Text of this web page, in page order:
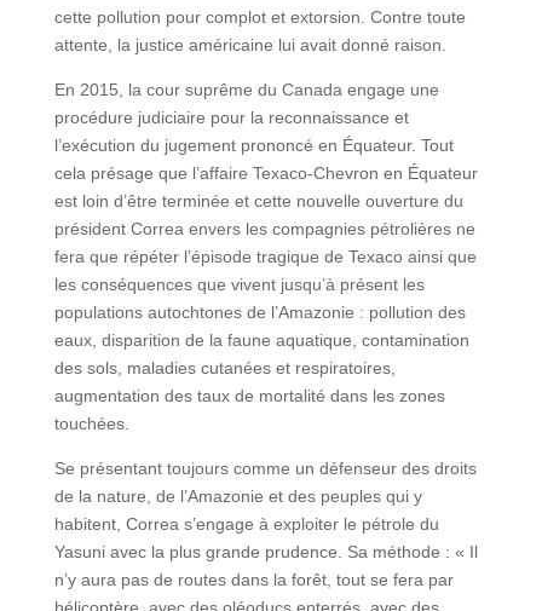
cette pollution pour complot et extorsion. Contre toute
attente, la justice américaine lui avait donné raison.
En 2015, la cour suprême du Canada engage une
procédure judiciaire pour la reconnaissance et
l’exécution du jugement prononcé en Équateur. Tout
cela présage que l’affaire Texaco-Chevron en Équateur
est loin d’être terminée et cette nouvelle ouverture du
président Correa envers les compagnies pétrolières ne
fera que répéter l’épisode tragique de Texaco ainsi que
les conséquences que vivent jusqu’à présent les
populations autochtones de l’Amazonie : pollution des
eaux, disparition de la faune aquatique, contamination
des sols, maladies cutanées et respiratoires,
augmentation des taux de mortalité dans les zones
touchées.
Se présentant toujours comme un défenseur des droits
de la nature, de l’Amazonie et des peuples qui y
habitent, Correa s’engage à exploiter le pétrole du
Yasuni avec la plus grande prudence. Sa méthode : « Il
n’y aura pas de routes dans la forêt, tout se fera par